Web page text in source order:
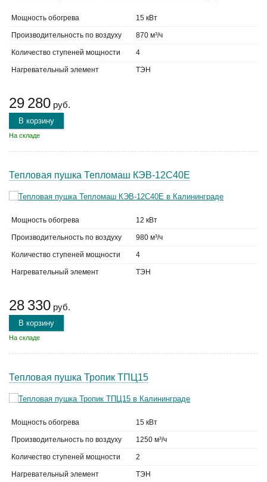
Мощность обогрева 15 кВт
Производительность по воздуху 870 м³/ч
Количество ступеней мощности 4
Нагревательный элемент ТЭН
29 280 руб.
В корзину
На складе
Тепловая пушка Тепломаш КЭВ-12С40Е
Мощность обогрева 12 кВт
Производительность по воздуху 980 м³/ч
Количество ступеней мощности 4
Нагревательный элемент ТЭН
28 330 руб.
В корзину
На складе
Тепловая пушка Тропик ТПЦ15
Мощность обогрева 15 кВт
Производительность по воздуху 1250 м³/ч
Количество ступеней мощности 2
Нагревательный элемент ТЭН